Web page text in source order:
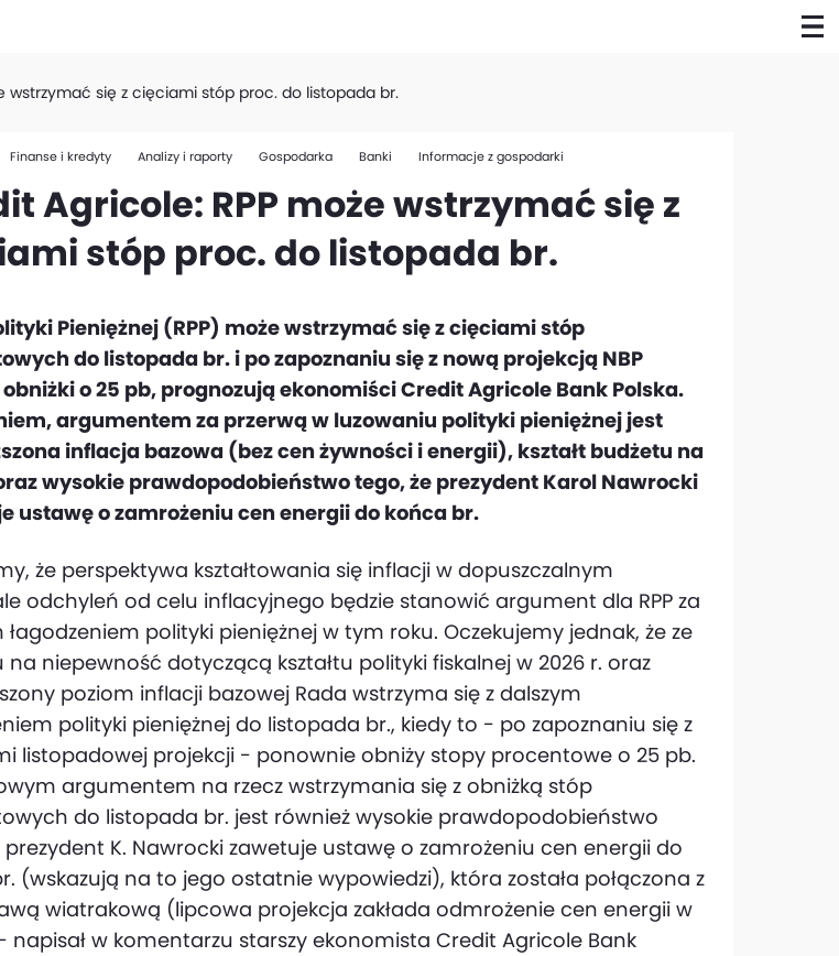
wstrzymać się z cięciami stóp proc. do listopada br.
Finanse i kredyty Analizy i raporty Gospodarka Banki Informacje z gospodarki
Agricole: RPP może wstrzymać się z
stóp proc. do listopada br.
Pieniężnej (RPP) może wstrzymać się z cięciami stóp
do listopada br. i po zapoznaniu się z nową projekcją NBP
o 25 pb, prognozują ekonomiści Credit Agricole Bank Polska.
argumentem za przerwą w luzowaniu polityki pieniężnej jest
inflacja bazowa (bez cen żywności i energii), kształt budżetu na
wysokie prawdopodobieństwo tego, że prezydent Karol Nawrocki
ustawę o zamrożeniu cen energii do końca br.
że perspektywa kształtowania się inflacji w dopuszczalnym
odchyleń od celu inflacyjnego będzie stanowić argument dla RPP za
łagodzeniem polityki pieniężnej w tym roku. Oczekujemy jednak, że ze
na niepewność dotyczącą kształtu polityki fiskalnej w 2026 r. oraz
poziom inflacji bazowej Rada wstrzyma się z dalszym
polityki pieniężnej do listopada br., kiedy to - po zapoznaniu się z
listopadowej projekcji - ponownie obniży stopy procentowe o 25 pb.
argumentem na rzecz wstrzymania się z obniżką stóp
do listopada br. jest również wysokie prawdopodobieństwo
prezydent K. Nawrocki zawetuje ustawę o zamrożeniu cen energii do
(wskazują na to jego ostatnie wypowiedzi), która została połączona z
wiatrakową (lipcowa projekcja zakłada odmrożenie cen energii w
napisał w komentarzu starszy ekonomista Credit Agricole Bank